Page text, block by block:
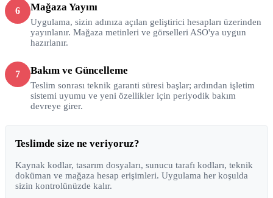
6 Mağaza Yayını
Uygulama, sizin adınıza açılan geliştirici hesapları üzerinden
yayınlanır. Mağaza metinleri ve görselleri ASO'ya uygun
hazırlanır.
7 Bakım ve Güncelleme
Teslim sonrası teknik garanti süresi başlar; ardından işletim
sistemi uyumu ve yeni özellikler için periyodik bakım
devreye girer.
Teslimde size ne veriyoruz?
Kaynak kodlar, tasarım dosyaları, sunucu tarafı kodları, teknik
doküman ve mağaza hesap erişimleri. Uygulama her koşulda
sizin kontrolünüzde kalır.